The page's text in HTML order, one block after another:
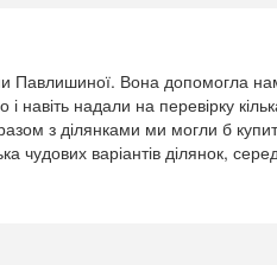
Вона допомогла
навіть надали на перевірку
з ділянками ми могли б
чудових варіантів ділянок,